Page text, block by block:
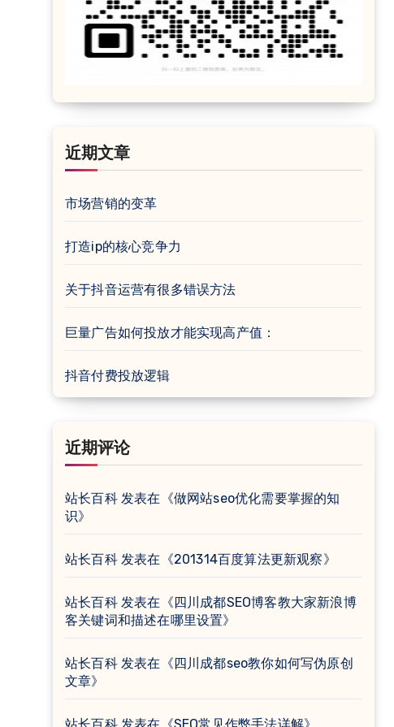
近期文章
市场营销的变革
打造ip的核心竞争力
关于抖音运营有很多错误方法
巨量广告如何投放才能实现高产值：
抖音付费投放逻辑
近期评论
站长百科发表在《做网站seo优化需要掌握的知
识》
站长百科发表在《201314百度算法更新观察》
站长百科发表在《四川成都SEO博客教大家新浪博
客关键词和描述在哪里设置》
站长百科发表在《四川成都seo教你如何写伪原创
文章》